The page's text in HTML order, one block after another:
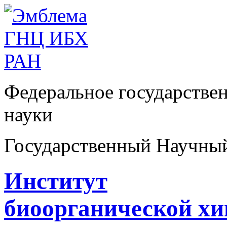
Федеральное
науки
Государственный
Институт
биоорганической